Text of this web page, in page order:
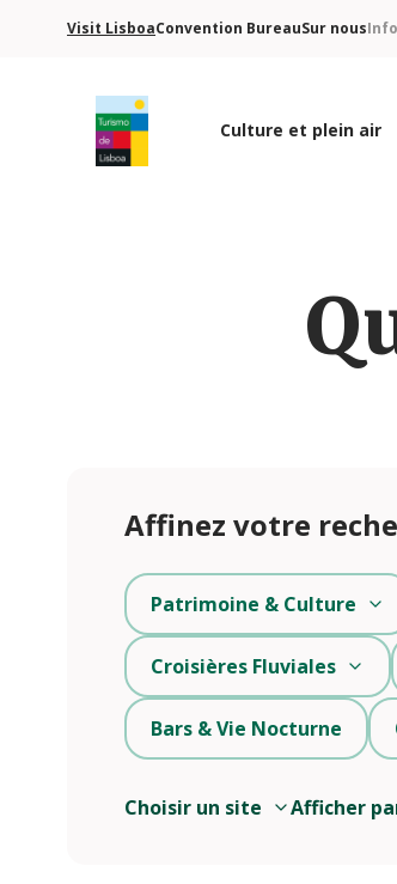
Visit LisboaConvention BureauSur nous
Culture et plein air
Affinez votre
Choisir un site Afficher
Patrimoine & Culture
Croisières Fluviales
Bars & Vie Nocturne